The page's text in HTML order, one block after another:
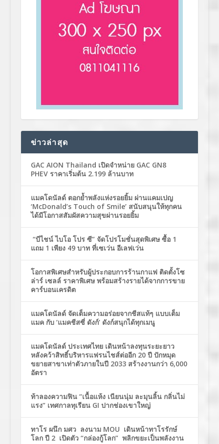
ข่าวล่าสุด
GAC AION Thailand เปิดจำหน่าย GAC GN8
PHEV ราคาเริ่มต้น 2.199 ล้านบาท
แมคโดนัลด์ ตอกย้ำพลังแห่งรอยยิ้ม ผ่านแคมเปญ
‘McDonald’s Touch of Smile’ สนับสนุนให้ทุกคน
ได้มีโอกาสสัมผัสความสุขผ่านรอยยิ้ม
“บีไชน์ ไบโอ โปร ซี” จัดโปรโมชั่นสุดพิเศษ ซื้อ 1
แถม 1 เพียง 49 บาท ที่เซเว่น อีเลฟเว่น
โอกาสพิเศษสำหรับผู้ประกอบการร้านกาแฟ ติดตั้งโซ
ล่าร์ เซลล์ ราคาพิเศษ พร้อมสร้างรายได้จากการขาย
คาร์บอนเครดิต
แมคโดนัลด์ จัดเต็มความอร่อยจากชีสแท้ๆ แบบเต็ม
แมค กับ ‘แมคชีสซี่ ดังก์’ ดังก์สนุกได้ทุกเมนู
แมคโดนัลด์ ประเทศไทย เดินหน้าลงทุนระยะยาว
หลังคว้าสิทธิ์บริหารแฟรนไชส์ต่ออีก 20 ปี ปักหมุด
ขยายสาขาเท่าตัวภายในปี 2033 สร้างงานกว่า 6,000
อัตรา
ท้าลองความฟิน “เนื้อแห้ง เนียนนุ่ม ละมุนลิ้น กลิ่นไม่
แรง” เทศกาลทุเรียน GI ปากช่องเขาใหญ่
ทาโร ผนึก มศว ลงนาม MOU เดินหน้าทาโรรักษ์
โลก ปี 2 เปิดตัว “กล่องกู้โลก” พลิกขยะเป็นพลังงาน